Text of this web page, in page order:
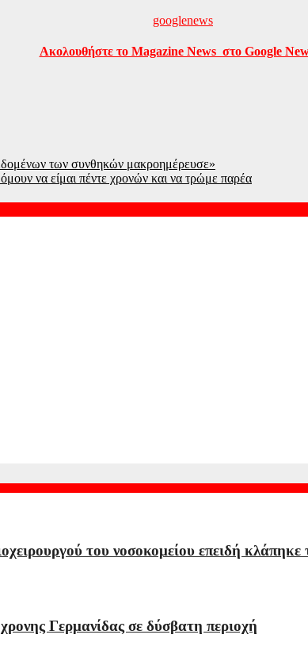
Ακολουθήστε το Magazine News στο Google
των συνθηκών μακροημέρευσε»
να είμαι πέντε χρονών και να τρώμε παρέα
του νοσοκομείου επειδή
Γερμανίδας σε δύσβατη περιοχή